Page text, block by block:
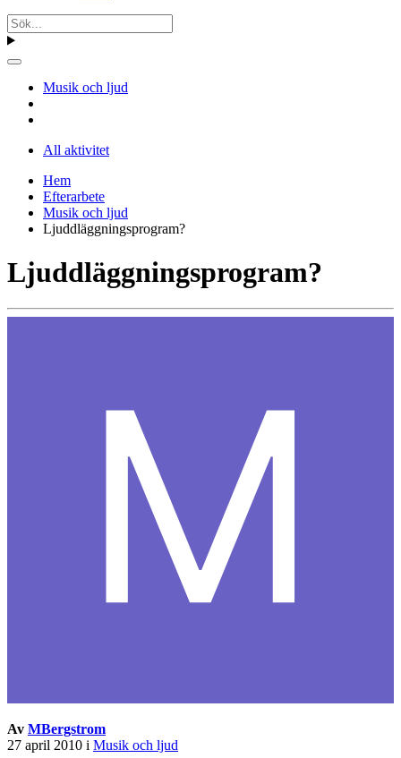
Musik och ljud
All aktivitet
Hem
Efterarbete
Musik och ljud
Ljuddläggningsprogram?
Ljuddläggningsprogram?
Av MBergstrom
27 april 2010 i Musik och ljud